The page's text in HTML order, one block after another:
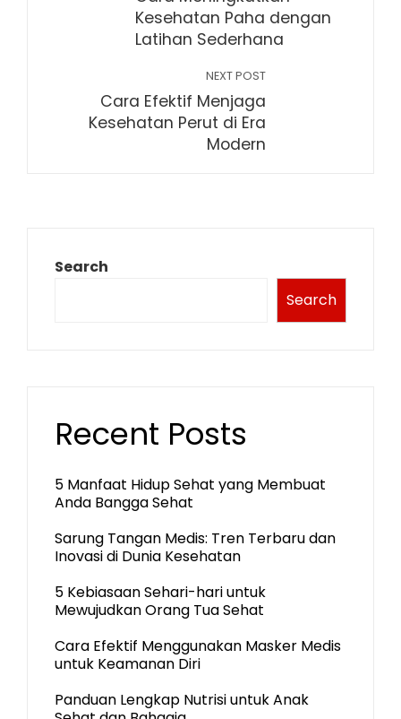
Kesehatan Paha dengan
Latihan Sederhana
NEXT POST
Cara Efektif Menjaga
Kesehatan Perut di Era
Modern
Search
Search
Recent Posts
5 Manfaat Hidup Sehat yang Membuat
Anda Bangga Sehat
Sarung Tangan Medis: Tren Terbaru dan
Inovasi di Dunia Kesehatan
5 Kebiasaan Sehari-hari untuk
Mewujudkan Orang Tua Sehat
Cara Efektif Menggunakan Masker Medis
untuk Keamanan Diri
Panduan Lengkap Nutrisi untuk Anak